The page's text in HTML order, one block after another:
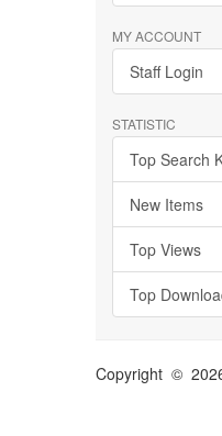
MY ACCOUNT
Staff Login
STATISTIC
Top Search
New Items
Top Views
Top
Copyright ©